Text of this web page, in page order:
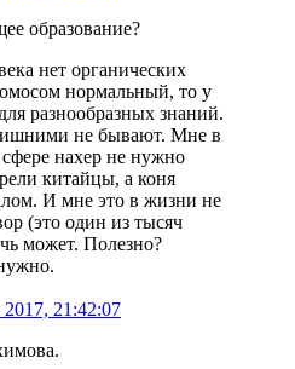
образование?
нет органических
нормальный, то у
разнообразных знаний.
не бывают. Мне в
нахер не нужно
китайцы, а коня
И мне это в жизни не
(это один из тысяч
может. Полезно?
21:42:07